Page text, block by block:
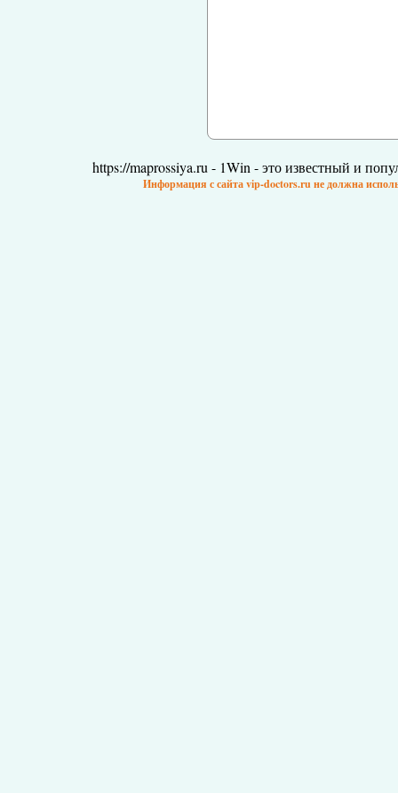
https://maprossiya.ru - 1Win - это известный и
Информация с сайта vip-doctors.ru не должна